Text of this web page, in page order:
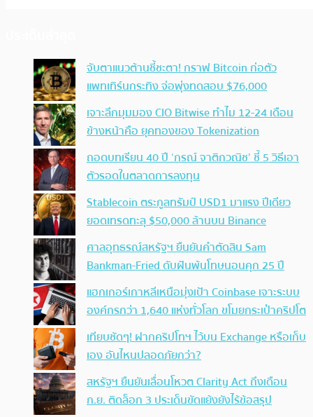
จับตาแนวต้านชี้ชะตา! กราฟ Bitcoin ก่อตัว
แพทเทิร์นกระทิง จ่อพุ่งทดสอบ $76,000
เจาะลึกมุมมอง CIO Bitwise ทำไม 12-24 เดือน
ข้างหน้าคือ ยุคทองของ Tokenization
ถอดบทเรียน 40 ปี ‘กรณ์ จาติกวณิช’ ชี้ 5 วิธีเอา
ตัวรอดในตลาดการลงทุน
Stablecoin ตระกูลทรัมป์ USD1 มาแรง ปีเดียว
ยอดเทรดทะลุ $50,000 ล้านบน Binance
ศาลอุทธรณ์สหรัฐฯ ยืนยันคำตัดสิน Sam
Bankman-Fried ดับฝันพ้นโทษนอนคุก 25 ปี
แฮกเกอร์เกาหลีเหนือมุ่งเป้า Coinbase เจาะระบบ
องค์กรกว่า 1,640 แห่งทั่วโลก ขโมยกระเป๋าคริปโต
เทียบชัดๆ! ฝากคริปโทฯ ไว้บน Exchange หรือเก็บ
เอง อันไหนปลอดภัยกว่า?
สหรัฐฯ ยืนยันเลื่อนโหวต Clarity Act ถึงเดือน
ก.ย. ติดล็อก 3 ประเด็นขัดแย้งยังไร้ข้อสรุป